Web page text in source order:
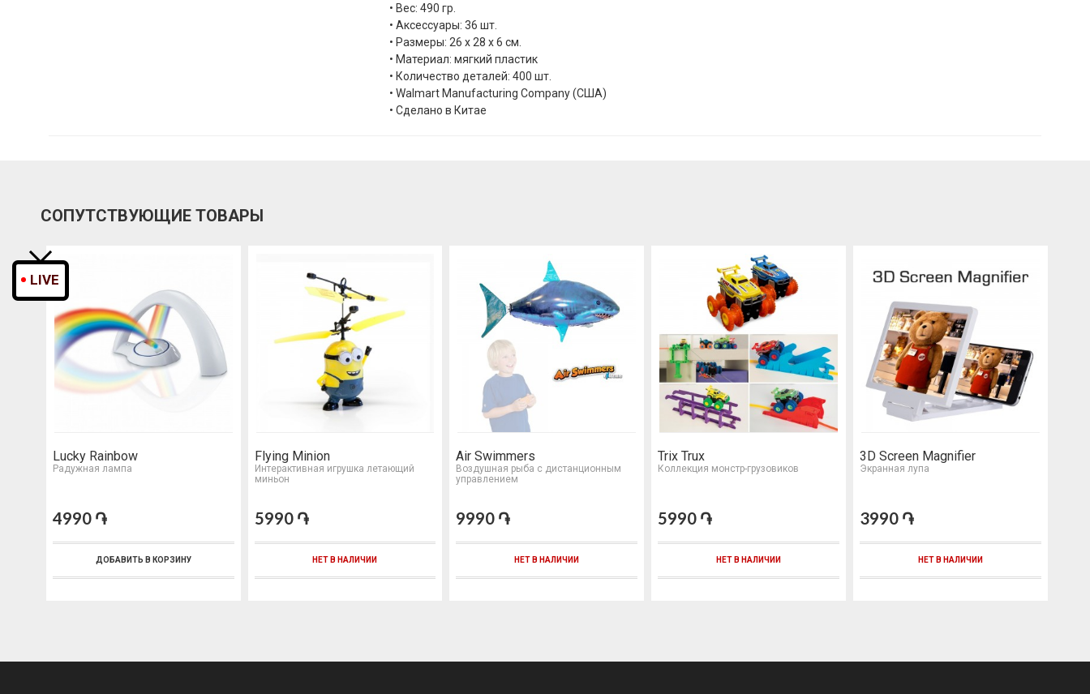
• Вес: 490 гр.
• Аксессуары: 36 шт.
• Размеры: 26 x 28 x 6 см.
• Материал: мягкий пластик
• Количество деталей: 400 шт.
• Walmart Manufacturing Company (США)
• Сделано в Китае
СОПУТСТВУЮЩИЕ ТОВАРЫ
Lucky Rainbow
Радужная лампа
4990 ֏
ДОБАВИТЬ В КОРЗИНУ
Flying Minion
Интерактивная игрушка летающий
миньон
5990 ֏
НЕТ В НАЛИЧИИ
Air Swimmers
Воздушная рыба с дистанционным
управлением
9990 ֏
НЕТ В НАЛИЧИИ
Trix Trux
Коллекция монстр-грузовиков
5990 ֏
НЕТ В НАЛИЧИИ
3D Screen Magnifier
Экранная лупа
3990 ֏
НЕТ В НАЛИЧИИ
LIVE